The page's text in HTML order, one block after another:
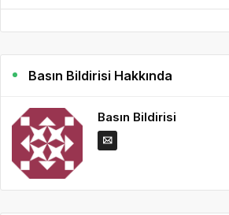
Basın Bildirisi Hakkında
Basın Bildirisi